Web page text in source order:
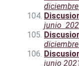
junio
junio